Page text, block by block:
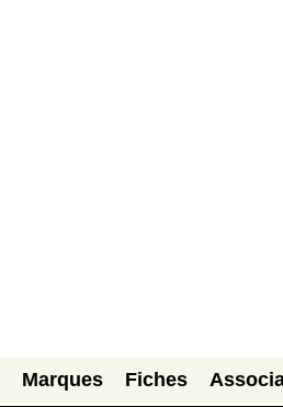
Marques Fiches